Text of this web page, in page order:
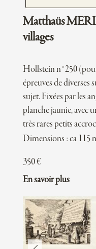
Matthaüs
villages
Hollstein n°250
épreuves de diverses
sujet. Fixées par les
planche jaunie, avec
très rares petits
Dimensions : ca 115
350€
En savoir plus